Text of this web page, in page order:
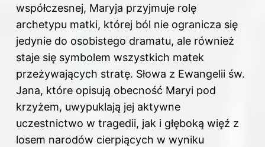
współczesnej, Maryja przyjmuje rolę
archetypu matki, której ból nie ogranicza się
jedynie do osobistego dramatu, ale również
staje się symbolem wszystkich matek
przeżywających stratę. Słowa z Ewangelii św.
Jana, które opisują obecność Maryi pod
krzyżem, uwypuklają jej aktywne
uczestnictwo w tragedii, jak i głęboką więź z
losem narodów cierpiących w wyniku